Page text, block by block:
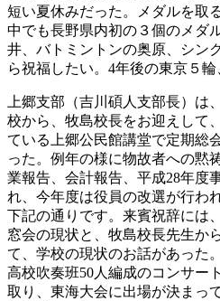
短い夏休みだった。メダルを取
中でも長野県内初の３個のメダ
井、バトミントンの奥原、シン
ら祝福したい。4年後の東京５輪
上郷支部（吉川碩人支部長）は
校から、牧島校長をお迎えして
ている上郷公民館講堂で定期総
った。例年の様に物故者への黙
業報告、会計報告、平成28年度
れ、今年度は役員の改選が行わ
下記の通りです。来賓祝辞には
窓会の現状と、牧島校長先生か
て、学校の現状のお話があった
高校吹奏班50人編成のコンサー
取り、東海大会に出場が決まっ